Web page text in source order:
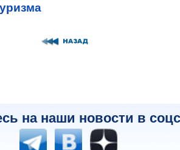
на наши новости в